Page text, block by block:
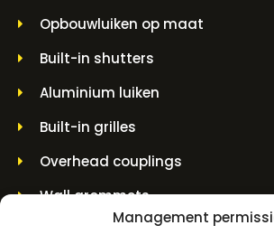
Management
Opbouwluiken op maat
Built-in shutters
Aluminium luiken
Built-in grilles
Overhead couplings
Wall grommets
Lifting jars and spindle jars